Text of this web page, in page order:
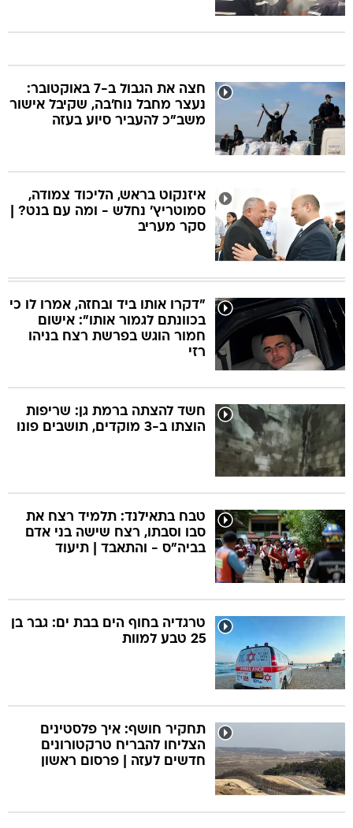
חצה את הגבול ב-7 באוקטובר:
נעצר מחבל נוח'בה, שקיבל אישור
משב"כ להעביר סיוע בעזה
איזנקוט בראש, הליכוד צמודה,
סמוטריץ' נחלש - ומה עם בנט? |
סקר מעריב
"דקרו אותו ביד ובחזה, אמרו לו כי
בכוונתם לגמור אותו": אישום
חמור הוגש בפרשת רצח בניהו
רזי
חשד להצתה ברמת גן: שריפות
הוצתו ב-3 מוקדים, תושבים פונו
טבח בתאילנד: תלמיד רצח את
סבו וסבתו, רצח שישה בני אדם
בביה"ס - והתאבד | תיעוד
טרגדיה בחוף הים בבת ים: גבר בן
25 טבע למוות
תחקיר חושף: איך פלסטינים
הצליחו להבריח טרקטורונים
חדשים לעזה | פרסום ראשון